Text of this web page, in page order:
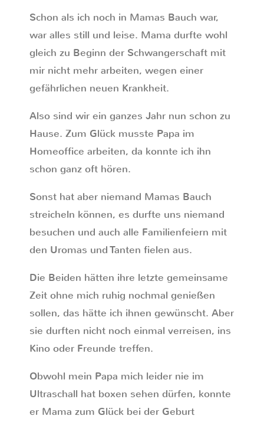
Schon als ich noch in Mamas Bauch war,
war alles still und leise. Mama durfte wohl
gleich zu Beginn der Schwangerschaft mit
mir nicht mehr arbeiten, wegen einer
gefährlichen neuen Krankheit.
Also sind wir ein ganzes Jahr nun schon zu
Hause. Zum Glück musste Papa im
Homeoffice arbeiten, da konnte ich ihn
schon ganz oft hören.
Sonst hat aber niemand Mamas Bauch
streicheln können, es durfte uns niemand
besuchen und auch alle Familienfeiern mit
den Uromas und Tanten fielen aus.
Die Beiden hätten ihre letzte gemeinsame
Zeit ohne mich ruhig nochmal genießen
sollen, das hätte ich ihnen gewünscht. Aber
sie durften nicht noch einmal verreisen, ins
Kino oder Freunde treffen.
Obwohl mein Papa mich leider nie im
Ultraschall hat boxen sehen dürfen, konnte
er Mama zum Glück bei der Geburt